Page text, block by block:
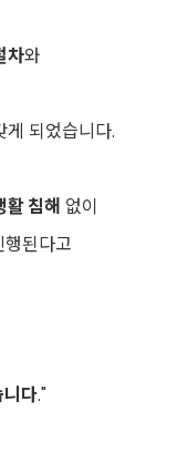
차와
되었습니다.
활 침해 없이
된다고
니다."